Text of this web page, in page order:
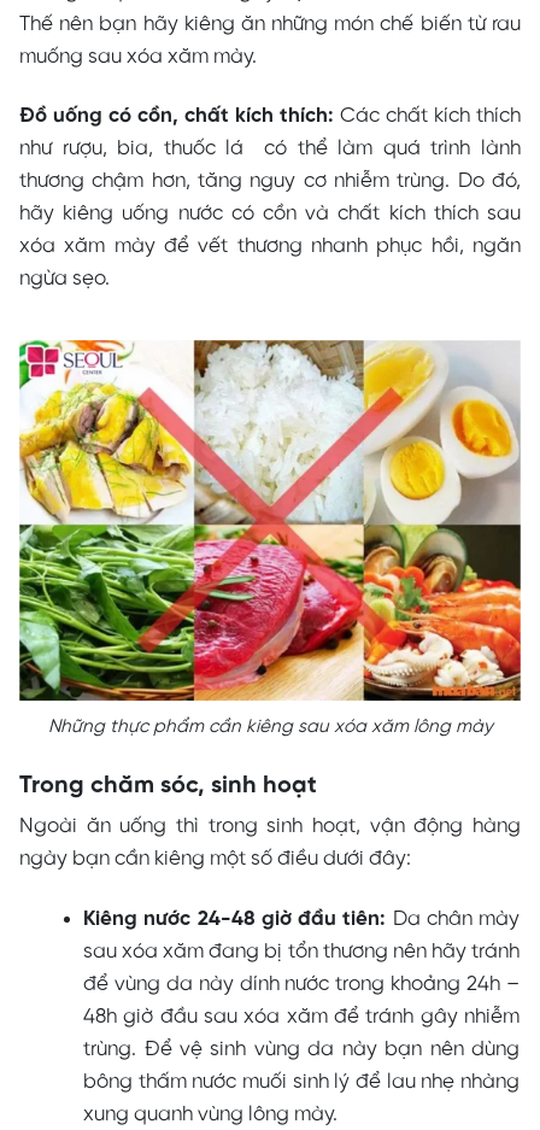
Thế nên bạn hãy kiêng ăn những món chế biến từ rau
muống sau xóa xăm mày.
Đồ uống có cồn, chất kích thích: Các chất kích thích
như rượu, bia, thuốc lá có thể làm quá trình lành
thương chậm hơn, tăng nguy cơ nhiễm trùng. Do đó,
hãy kiêng uống nước có cồn và chất kích thích sau
xóa xăm mày để vết thương nhanh phục hồi, ngăn
ngừa sẹo.
Những thực phẩm cần kiêng sau xóa xăm lông mày
Trong chăm sóc, sinh hoạt
Ngoài ăn uống thì trong sinh hoạt, vận động hàng
ngày bạn cần kiêng một số điều dưới đây:
Kiêng nước 24-48 giờ đầu tiên: Da chân mày
sau xóa xăm đang bị tổn thương nên hãy tránh
để vùng da này dính nước trong khoảng 24h –
48h giờ đầu sau xóa xăm để tránh gây nhiễm
trùng. Để vệ sinh vùng da này bạn nên dùng
bông thấm nước muối sinh lý để lau nhẹ nhàng
xung quanh vùng lông mày.